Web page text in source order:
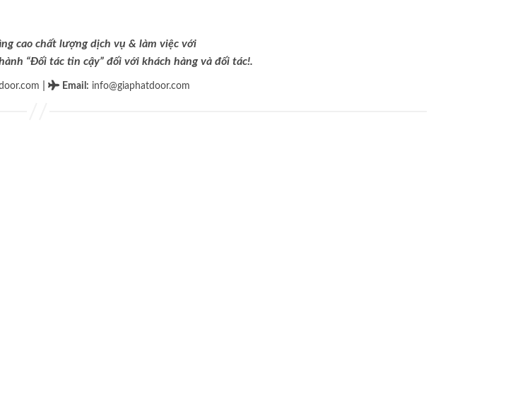
cao chất lượng dịch vụ & làm việc với
“Đối tác tin cậy” đối với khách hàng và đối tác!.
Email : info@giaphatdoor.com